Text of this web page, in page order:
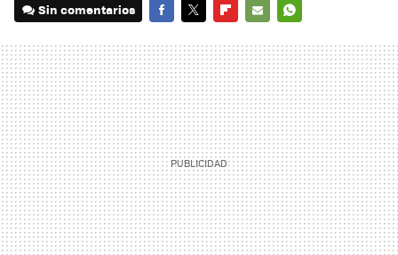
Sin comentarios
MAIL